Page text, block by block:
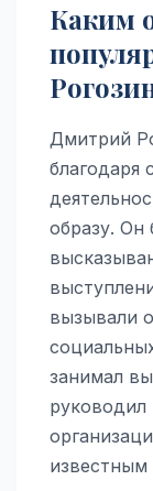
Каким
Дмитрий
благодаря
образу. Он
вызывали
занимал
известным